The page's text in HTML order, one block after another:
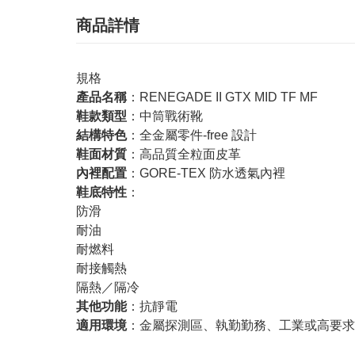
商品詳情
規格
產品名稱 ：RENEGADE II GTX MID TF MF
鞋款類型 ：中筒戰術靴
結構特色：全金屬零件-free 設計
鞋面材質 ：高品質全粒面皮革
內裡配置 ：GORE-TEX 防水透氣內裡
鞋底特性 ：
防滑
耐油
耐燃料
耐接觸熱
隔熱／隔冷
其他功能：抗靜電
適用環境：金屬探測區、執勤勤務、工業或高要